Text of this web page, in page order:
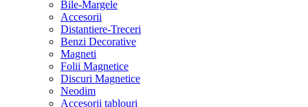
Bile-Margele
Accesorii
Distantiere-Treceri
Benzi Decorative
Magneti
Folii Magnetice
Discuri Magnetice
Neodim
Accesorii tablouri